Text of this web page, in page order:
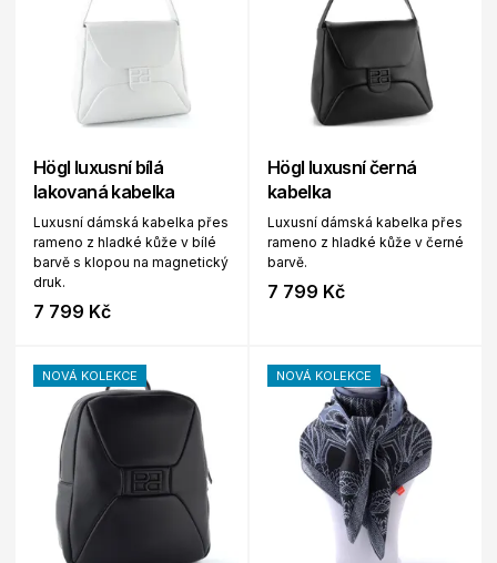
Högl luxusní bílá
lakovaná kabelka
Luxusní dámská kabelka přes
rameno z hladké kůže v bílé
barvě s klopou na magnetický
druk.
7 799 Kč
Högl luxusní černá
kabelka
Luxusní dámská kabelka přes
rameno z hladké kůže v černé
barvě.
7 799 Kč
NOVÁ KOLEKCE NOVÁ KOLEKCE